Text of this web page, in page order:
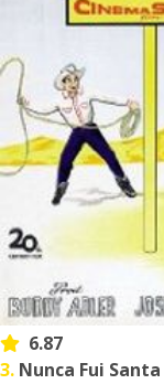
6.87
3. Nunca Fui Santa